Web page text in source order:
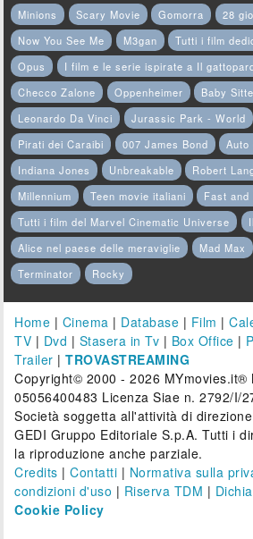
Minions Scary Movie Gomorra
28
Now You See Me
M3gan
Tutti i film
Opus
I film e le serie ispirate a Il
Checco Zalone
Oppenheimer Baby
Leonardo Da Vinci
Jurassic Park - World
Pirati dei Caraibi
007 James Bond Auto
Indiana Jones
Unbreakable Robert
Millennium
Teen movie italiani
Fast and
Tutti i film del Marvel Cinematic Universe
Alice nel paese delle meraviglie
Mad Max
Terminator
Rocky
Home | Cinema | Database | Film |
TV | Dvd | Stasera in Tv | Box Office |
Trailer |TROVASTREAMING
Copyright© 2000 - 2026 MYmovies.it®
05056400483 Licenza Siae n. 2792/I/
Società soggetta all'attività di
GEDI Gruppo Editoriale S.p.A. Tutti i
la riproduzione anche parziale.
Credits |Contatti | Normativa sulla
condizioni d'uso | Riserva TDM |
Cookie Policy